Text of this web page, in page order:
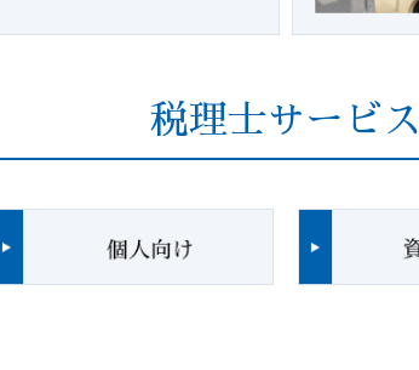
税理士サービス